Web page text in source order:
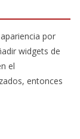
por
widgets de
el
entonces